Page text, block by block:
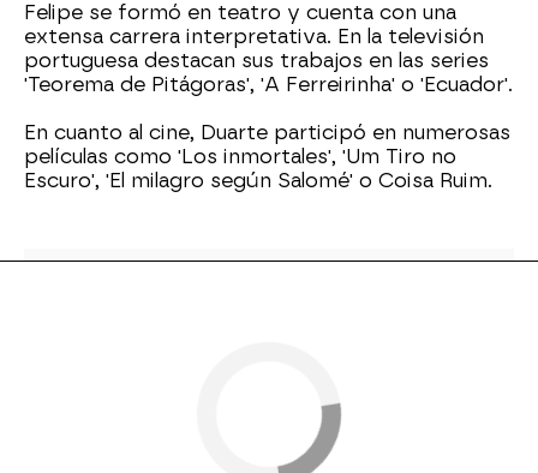
Felipe se formó en teatro y cuenta con una
extensa carrera interpretativa. En la televisión
portuguesa destacan sus trabajos en las series
'Teorema de Pitágoras', 'A Ferreirinha' o 'Ecuador'.
En cuanto al cine, Duarte participó en numerosas
películas como 'Los inmortales', 'Um Tiro no
Escuro', 'El milagro según Salomé' o Coisa Ruim.